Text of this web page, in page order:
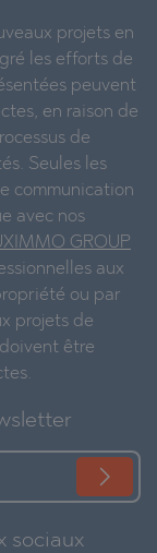
projets en
les efforts de
peuvent
en raison de
de
Seules les
communication
avec nos
GROUP
aux
ou par
projets de
être
sociaux